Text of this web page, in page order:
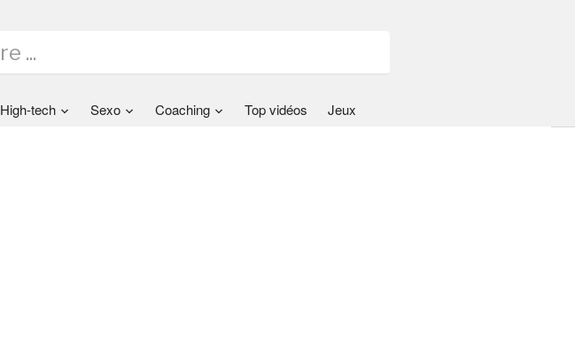
High-tech Sexo Coaching Top vidéos Jeux